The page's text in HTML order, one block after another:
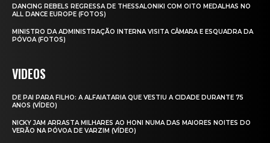
DANCING REBELS REGRESSA DE THESSALONIKI COM OITO MEDALHAS NO
ALL DANCE EUROPE (FOTOS)
MINISTRO DA ADMINISTRAÇÃO INTERNA VISITA CÂMARA E ESQUADRA DA
PÓVOA (FOTOS)
VIDEOS
DE PAI PARA FILHO: A ALFAIATARIA QUE VESTIU A CIDADE DURANTE 75
ANOS (VÍDEO)
NICKY JAM ARRASTA MILHARES AO HONI NUMA DAS MAIORES NOITES DO
VERÃO NA PÓVOA DE VARZIM (VÍDEO)